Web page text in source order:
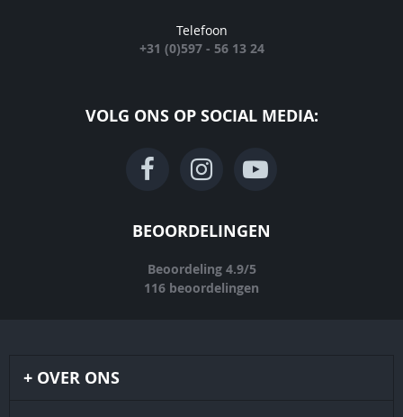
Telefoon
+31 (0)597 - 56 13 24
VOLG ONS OP SOCIAL MEDIA:
BEOORDELINGEN
Beoordeling 4.9/5
116 beoordelingen
OVER ONS